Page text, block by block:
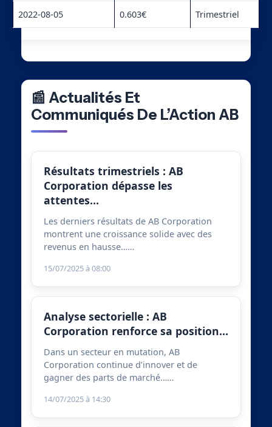
2022-08-05 0.603€ Trimestriel
📰 Actualités Et
Communiqués De L’Action AB
Résultats trimestriels : AB
Corporation dépasse les
attentes…
Les derniers résultats de AB Corporation
montrent une croissance solide avec des
revenus en hausse……
15/07/2025 à 08:00
Analyse sectorielle : AB
Corporation renforce sa position…
Dans un secteur en mutation, AB
Corporation continue d’innover et de
gagner des parts de marché……
14/07/2025 à 14:30